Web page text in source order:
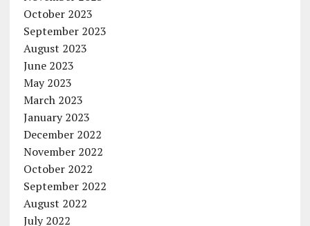
October 2023
September 2023
August 2023
June 2023
May 2023
March 2023
January 2023
December 2022
November 2022
October 2022
September 2022
August 2022
July 2022